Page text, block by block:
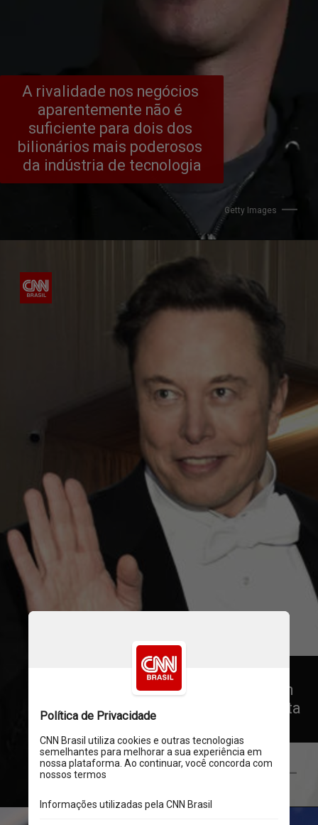
A rivalidade nos negócios
aparentemente não é
suficiente para dois dos
bilionários mais poderosos
da indústria de tecnologia
Getty Images
Agora Elon Musk e Mark
Zuckerberg dizem que querem
acertar suas contas em uma luta